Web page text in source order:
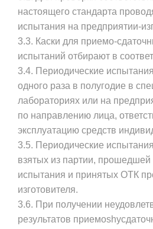
настоящего стандарта
испытания на предприятии-
3.3. Каски для приемо-
испытаний отбирают в
3.4. Периодические
одного раза в полугодие в
лабораториях или на
по направлению лица,
эксплуатацию средств
3.5. Периодические
взятых из партии,
испытания и принятых ОТК
изготовителя.
3.6. При получении
результатов